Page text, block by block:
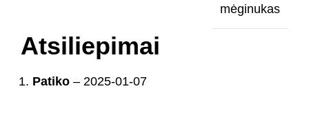
mėginukas
Atsiliepimai
Patiko – 2025-01-07